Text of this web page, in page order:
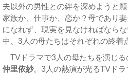
夫以外の男性との絆を深めようと願
家族か、仕事か、恋か？母であり
になれず、現実を見なければなら
中、3人の母たちはそれぞれの終着
TVドラマで3人の母たちを演じる
仲里依紗。3人の熱演が光るTVド